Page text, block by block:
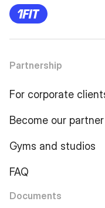
Partnership
For corporate
Become our partner
Gyms and studios
FAQ
Documents